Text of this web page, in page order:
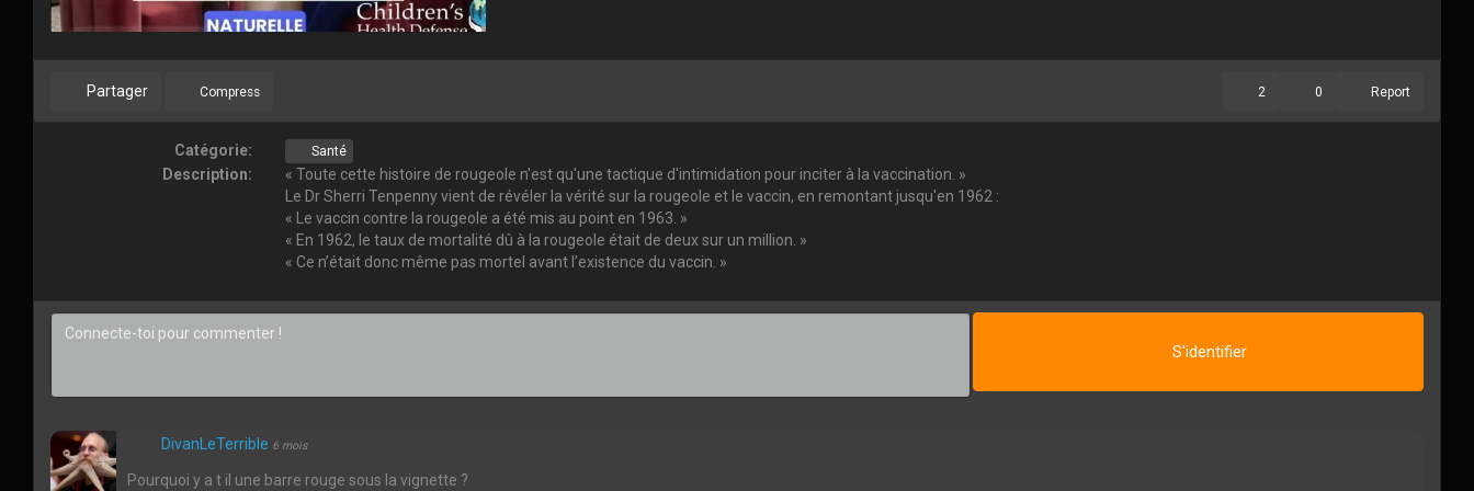
Partager Report
Compress 0
2
Catégorie: Santé
Description:
« Toute cette histoire de rougeole n'est qu'une tactique d'intimidation pour inciter à la vaccination. »
Le Dr Sherri Tenpenny vient de révéler la vérité sur la rougeole et le vaccin, en remontant jusqu'en 1962 :
« Le vaccin contre la rougeole a été mis au point en 1963. »
« En 1962, le taux de mortalité dû à la rougeole était de deux sur un million. »
« Ce n’était donc même pas mortel avant l’existence du vaccin. »
S'identifier
DivanLeTerrible 6 mois
Pourquoi y a t il une barre rouge sous la vignette ?